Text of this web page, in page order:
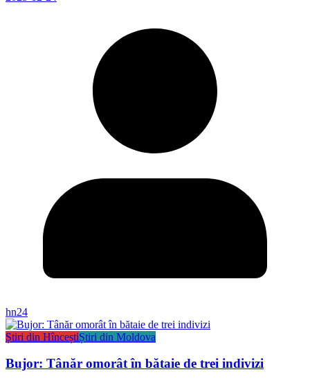
hn24
Știri din HînceștiȘtiri din Moldova
Bujor: Tânăr omorât în bătaie de trei indivizi